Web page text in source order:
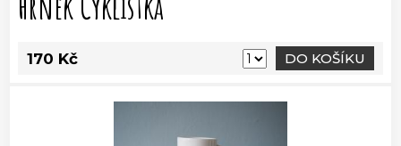
170 Kč DO KOŠÍKU